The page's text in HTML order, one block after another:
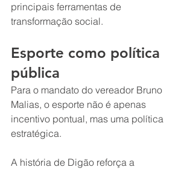
principais ferramentas de
transformação social.
Esporte como política
pública
Para o mandato do vereador Bruno
Malias, o esporte não é apenas
incentivo pontual, mas uma política
estratégica.
A história de Digão reforça a